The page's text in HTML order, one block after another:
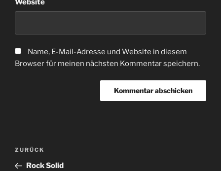
Website
Name, E-Mail-Adresse und Website in diesem
Browser für meinen nächsten Kommentar speichern.
Beitragsnavigation
Vorheriger
Beitrag
ZURÜCK
Rock Solid